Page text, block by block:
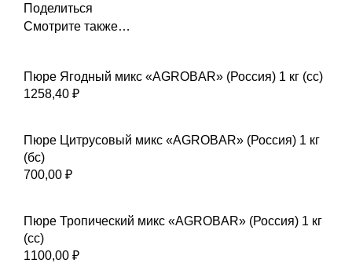
Поделиться
Смотрите также…
Пюре Ягодный микс «AGROBAR» (Россия) 1 кг (сс)
1258,40 ₽
Пюре Цитрусовый микс «AGROBAR» (Россия) 1 кг
(бс)
700,00 ₽
Пюре Тропический микс «AGROBAR» (Россия) 1 кг
(сс)
1100,00 ₽